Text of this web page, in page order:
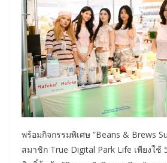
พร้อมกิจกรรมพิเศษ “Beans & Brews
สมาชิก True Digital Park Life เพียงใ